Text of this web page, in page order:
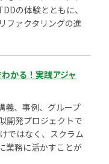
の体験とともに、
ファクタリングの進
かる！実践アジャ
義、事例、グループ
開発プロジェクトで
ではなく、スクラム
業務に活かすことが